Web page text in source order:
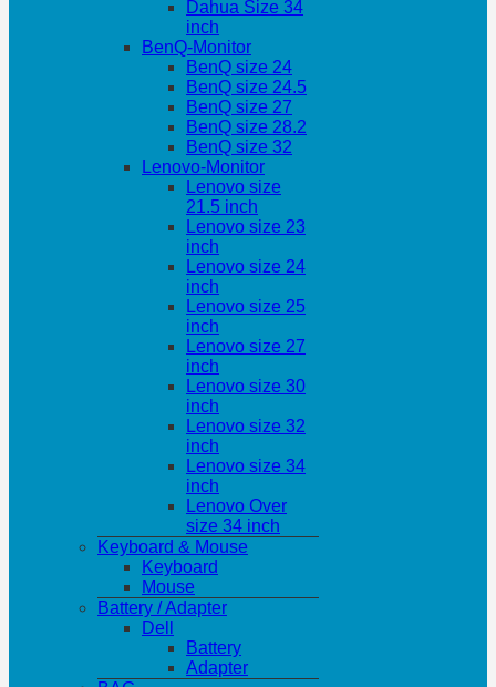
Dahua Size 34
inch
BenQ-Monitor
BenQ size 24
BenQ size 24.5
BenQ size 27
BenQ size 28.2
BenQ size 32
Lenovo-Monitor
Lenovo size
21.5 inch
Lenovo size 23
inch
Lenovo size 24
inch
Lenovo size 25
inch
Lenovo size 27
inch
Lenovo size 30
inch
Lenovo size 32
inch
Lenovo size 34
inch
Lenovo Over
size 34 inch
Keyboard & Mouse
Keyboard
Mouse
Battery / Adapter
Dell
Battery
Adapter